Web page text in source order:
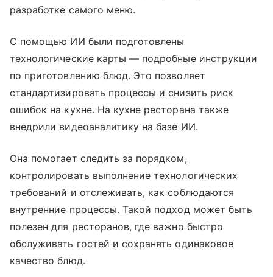
разработке самого меню.
С помощью ИИ были подготовлены
технологические карты — подробные инструкции
по приготовлению блюд. Это позволяет
стандартизировать процессы и снизить риск
ошибок на кухне. На кухне ресторана также
внедрили видеоаналитику на базе ИИ.
Она помогает следить за порядком,
контролировать выполнение технологических
требований и отслеживать, как соблюдаются
внутренние процессы. Такой подход может быть
полезен для ресторанов, где важно быстро
обслуживать гостей и сохранять одинаковое
качество блюд.